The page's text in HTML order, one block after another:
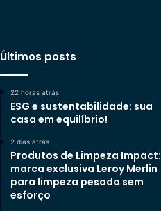
Últimos posts
22 horas atrás
ESG e sustentabilidade: sua
casa em equilíbrio!
2 dias atrás
Produtos de Limpeza Impact:
marca exclusiva Leroy Merlin
para limpeza pesada sem
esforço